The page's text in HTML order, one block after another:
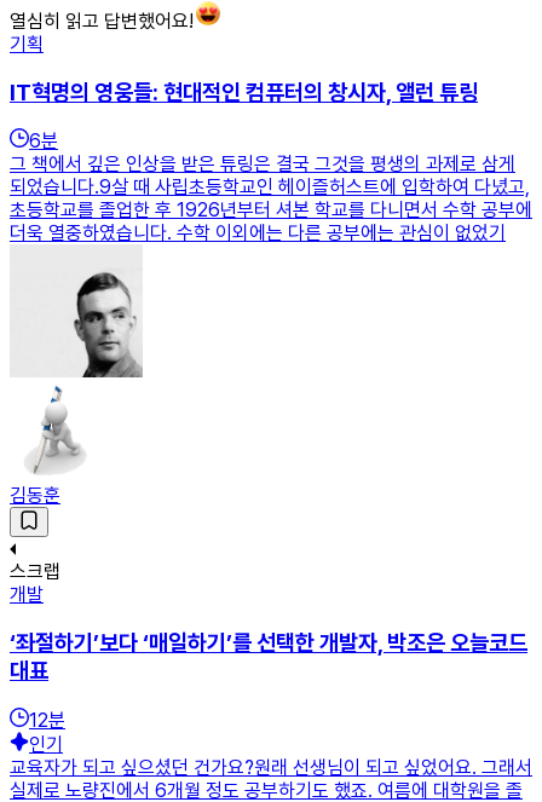
열심히 읽고 답변했어요!
기획
IT혁명의 영웅들: 현대적인 컴퓨터의 창시자, 앨런 튜링
6분
그 책에서 깊은 인상을 받은 튜링은 결국 그것을 평생의 과제로 삼게
되었습니다.9살 때 사립초등학교인 헤이즐허스트에 입학하여 다녔고,
초등학교를 졸업한 후 1926년부터 셔본 학교를 다니면서 수학 공부에
더욱 열중하였습니다. 수학 이외에는 다른 공부에는 관심이 없었기
김동훈
스크랩
개발
‘좌절하기’보다 ‘매일하기’를 선택한 개발자, 박조은 오늘코드
대표
12분
인기
교육자가 되고 싶으셨던 건가요?원래 선생님이 되고 싶었어요. 그래서
실제로 노량진에서 6개월 정도 공부하기도 했죠. 여름에 대학원을 졸